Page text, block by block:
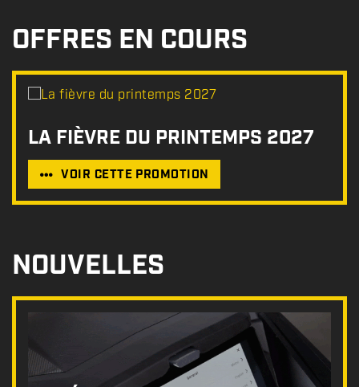
OFFRES EN COURS
LA FIÈVRE DU PRINTEMPS 2027
VOIR CETTE PROMOTION
NOUVELLES